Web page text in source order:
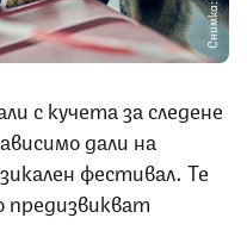
с кучета за следене
дали на
фестивал. Те
предизвикват